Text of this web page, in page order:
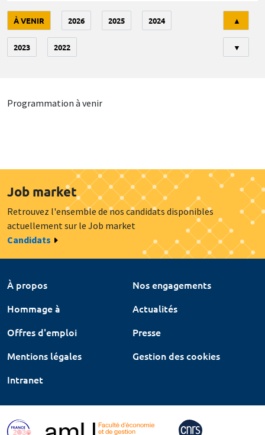
À VENIR 2026 2025 2024
2023 2022
▲
▼
Programmation à venir
Job market
Retrouvez l'ensemble de nos candidats disponibles
actuellement sur le Job market
Candidats
À propos
Nos engagements
Hommage à
Actualités
Offres d'emploi
Presse
Mentions légales
Gestion des cookies
Intranet